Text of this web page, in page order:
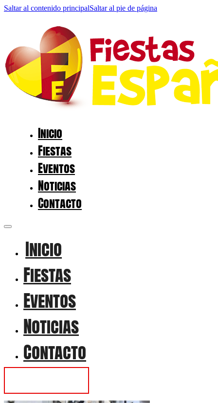
Saltar al contenido principalSaltar al pie de página
Inicio
Fiestas
Eventos
Noticias
Contacto
Inicio
Fiestas
Eventos
Noticias
Contacto